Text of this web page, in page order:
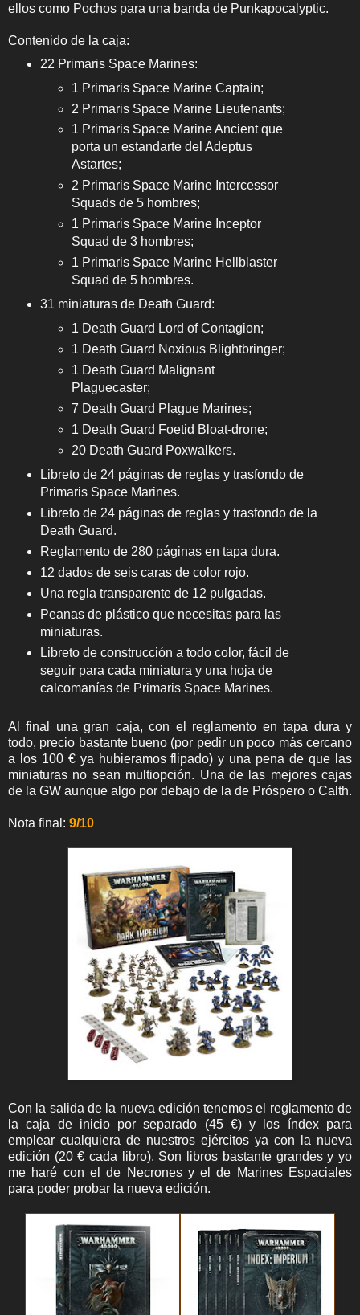
ellos como Pochos para una banda de Punkapocalyptic.
Contenido de la caja:
22 Primaris Space Marines:
1 Primaris Space Marine Captain;
2 Primaris Space Marine Lieutenants;
1 Primaris Space Marine Ancient que
porta un estandarte del Adeptus
Astartes;
2 Primaris Space Marine Intercessor
Squads de 5 hombres;
1 Primaris Space Marine Inceptor
Squad de 3 hombres;
1 Primaris Space Marine Hellblaster
Squad de 5 hombres.
31 miniaturas de Death Guard:
1 Death Guard Lord of Contagion;
1 Death Guard Noxious Blightbringer;
1 Death Guard Malignant
Plaguecaster;
7 Death Guard Plague Marines;
1 Death Guard Foetid Bloat-drone;
20 Death Guard Poxwalkers.
Libreto de 24 páginas de reglas y trasfondo de
Primaris Space Marines.
Libreto de 24 páginas de reglas y trasfondo de la
Death Guard.
Reglamento de 280 páginas en tapa dura.
12 dados de seis caras de color rojo.
Una regla transparente de 12 pulgadas.
Peanas de plástico que necesitas para las
miniaturas.
Libreto de construcción a todo color, fácil de
seguir para cada miniatura y una hoja de
calcomanías de Primaris Space Marines.
Al final una gran caja, con el reglamento en tapa dura y
todo, precio bastante bueno (por pedir un poco más cercano
a los 100 € ya hubieramos flipado) y una pena de que las
miniaturas no sean multiopción. Una de las mejores cajas
de la GW aunque algo por debajo de la de Próspero o Calth.
Nota final: 9/10
Con la salida de la nueva edición tenemos el reglamento de
la caja de inicio por separado (45 €) y los índex para
emplear cualquiera de nuestros ejércitos ya con la nueva
edición (20 € cada libro). Son libros bastante grandes y yo
me haré con el de Necrones y el de Marines Espaciales
para poder probar la nueva edición.